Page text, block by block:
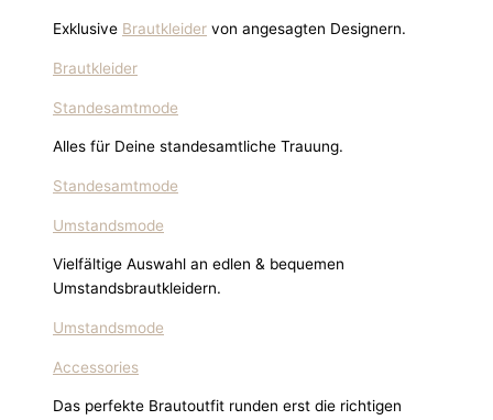
Exklusive Brautkleider von angesagten Designern.
Brautkleider
Standesamtmode
Alles für Deine standesamtliche Trauung.
Standesamtmode
Umstandsmode
Vielfältige Auswahl an edlen & bequemen
Umstandsbrautkleidern.
Umstandsmode
Accessories
Das perfekte Brautoutfit runden erst die richtigen